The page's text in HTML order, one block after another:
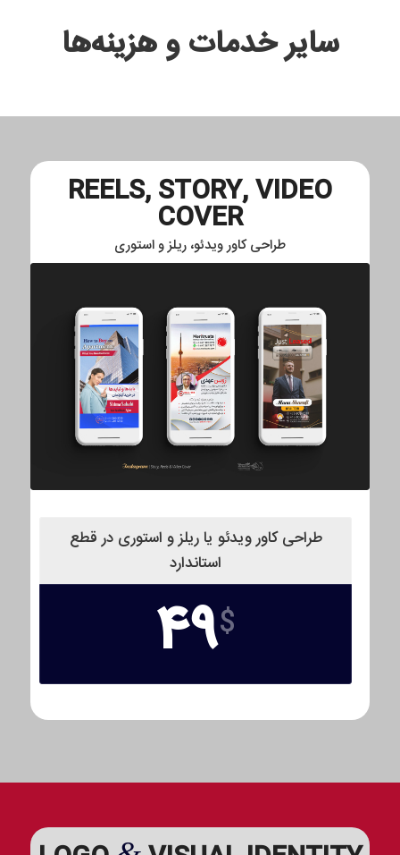
سایر خدمات و هزینه‌ها
REELS, STORY, VIDEO
COVER
طراحی کاور ویدئو، ریلز و استوری
طراحی کاور ویدئو یا ریلز و استوری در قطع
استاندارد
49$